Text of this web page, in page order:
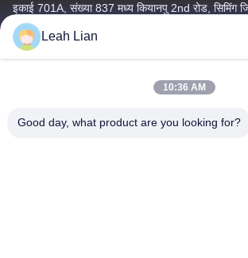
इकाई 701A, संख्या 837 मध्य कियानपु 2nd रोड, सिमिंग
फैक्टरी का पता
क्रमांक 72, योंगजुन रोड, वुफेंग गांव, चोंगवु टाउन,
Leah Lian
10:36 AM
Good day, what product are you looking for?